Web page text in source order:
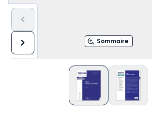
Sommaire